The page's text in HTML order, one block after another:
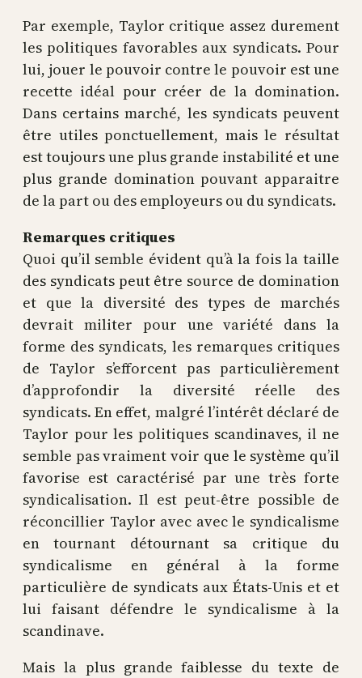
Par exemple, Taylor critique assez durement
les politiques favorables aux syndicats. Pour
lui, jouer le pouvoir contre le pouvoir est une
recette idéal pour créer de la domination.
Dans certains marché, les syndicats peuvent
être utiles ponctuellement, mais le résultat
est toujours une plus grande instabilité et une
plus grande domination pouvant apparaitre
de la part ou des employeurs ou du syndicats.
Remarques critiques
Quoi qu’il semble évident qu’à la fois la taille
des syndicats peut être source de domination
et que la diversité des types de marchés
devrait militer pour une variété dans la
forme des syndicats, les remarques critiques
de Taylor s’efforcent pas particulièrement
d’approfondir la diversité réelle des
syndicats. En effet, malgré l’intérêt déclaré de
Taylor pour les politiques scandinaves, il ne
semble pas vraiment voir que le système qu’il
favorise est caractérisé par une très forte
syndicalisation. Il est peut-être possible de
réconcillier Taylor avec avec le syndicalisme
en tournant détournant sa critique du
syndicalisme en général à la forme
particulière de syndicats aux États-Unis et et
lui faisant défendre le syndicalisme à la
scandinave.
Mais la plus grande faiblesse du texte de